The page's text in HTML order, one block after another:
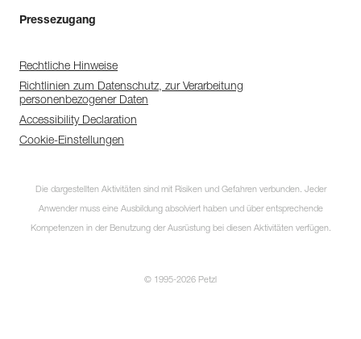
Pressezugang
Rechtliche Hinweise
Richtlinien zum Datenschutz, zur Verarbeitung
personenbezogener Daten
Accessibility Declaration
Cookie-Einstellungen
Die dargestellten Aktivitäten sind mit Risiken und Gefahren verbunden. Jeder
Anwender muss eine Ausbildung absolviert haben und über entsprechende
Kompetenzen in der Benutzung der Ausrüstung bei diesen Aktivitäten verfügen.
© 1995-2026 Petzl